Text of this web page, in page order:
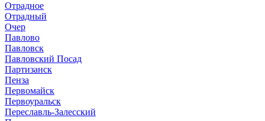
Отрадное
Отрадный
Очер
Павлово
Павловск
Павловский Посад
Партизанск
Пенза
Первомайск
Первоуральск
Переславль-Залесский